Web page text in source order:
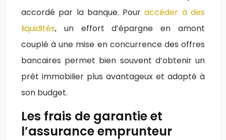
accordé par la banque. Pouraccéder à des
liquidités, un effort d’épargne en amont
couplé à une mise en concurrence des offres
bancaires permet bien souvent d’obtenir un
prêt immobilier plus avantageux et adapté à
son budget.
Les frais de garantie et
l’assurance emprunteur